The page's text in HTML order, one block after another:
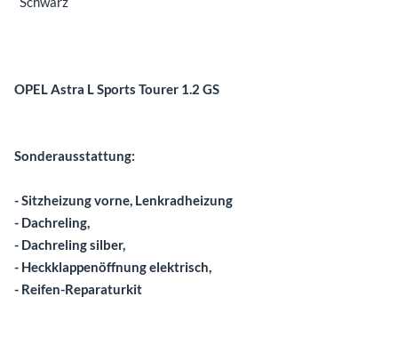
OPEL Astra L Sports Tourer 1.2 GS
Sonderausstattung:
- Sitzheizung vorne, Lenkradheizung
- Dachreling,
- Dachreling silber,
- Heckklappenöffnung elektrisch,
- Reifen-Reparaturkit